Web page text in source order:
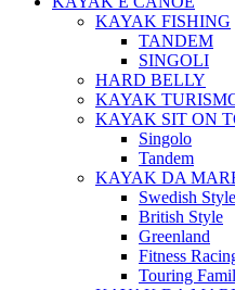
KAYAK FISHING
TANDEM
SINGOLI
HARD BELLY
KAYAK
KAYAK SIT ON
Singolo
Tandem
KAYAK DA
Swedish Style
British Style
Greenland
Fitness
Touring